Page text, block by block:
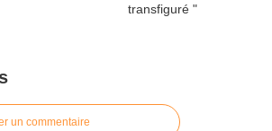
un commentaire